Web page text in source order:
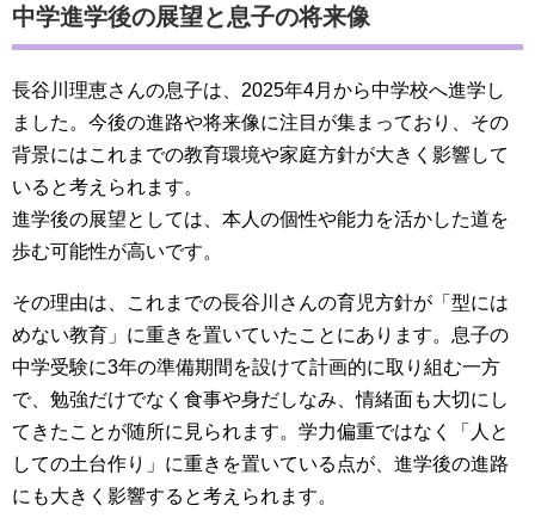
中学進学後の展望と息子の将来像
長谷川理恵さんの息子は、2025年4月から中学校へ進学し
ました。今後の進路や将来像に注目が集まっており、その
背景にはこれまでの教育環境や家庭方針が大きく影響して
いると考えられます。
進学後の展望としては、本人の個性や能力を活かした道を
歩む可能性が高いです。
その理由は、これまでの長谷川さんの育児方針が「型には
めない教育」に重きを置いていたことにあります。息子の
中学受験に3年の準備期間を設けて計画的に取り組む一方
で、勉強だけでなく食事や身だしなみ、情緒面も大切にし
てきたことが随所に見られます。学力偏重ではなく「人と
しての土台作り」に重きを置いている点が、進学後の進路
にも大きく影響すると考えられます。